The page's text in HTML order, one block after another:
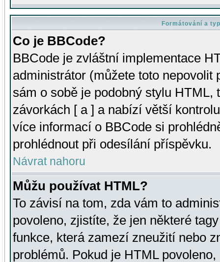
Formátování a
Co je BBCode?
BBCode je zvláštní implementace
administrátor (můžete toto
sám o sobě je podobný stylu HTML,
závorkách [ a ] a nabízí větší
více informací o BBCode si
prohlédnout při odesílání příspěvku.
Návrat nahoru
Můžu používat HTML?
To závisí na tom, zda vám to
povoleno, zjistíte, že jen některé
funkce, která zamezí zneužití nebo
problémů. Pokud je HTML